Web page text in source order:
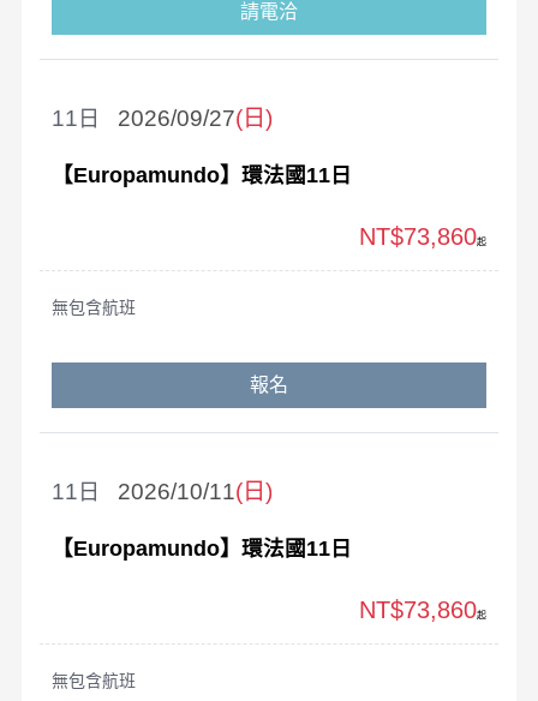
請電洽
2026/09/27(日)
11
【Europamundo】環法國11日
無包含航班
NT$73,860起
報名
2026/10/11(日)
11
【Europamundo】環法國11日
無包含航班
NT$73,860起